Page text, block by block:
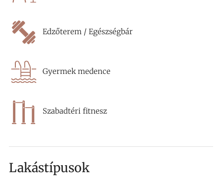
Edzőterem / Egészségbár
Gyermek medence
Szabadtéri fitnesz
Lakástípusok